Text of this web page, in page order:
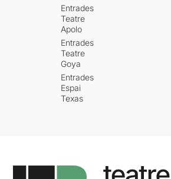
Entrades
Teatre
Apolo
Entrades
Teatre
Goya
Entrades
Espai
Texas